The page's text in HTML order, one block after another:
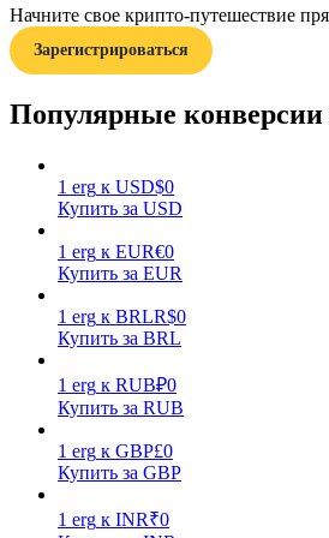
Гид
Торговые стратегии
Узнайте, как оставаться
Начните свое крипто-путешествие
Зарегистрироваться
Популярные
1 erg к USD$0
Купить за USD
1 erg к EUR€0
Купить за EUR
1 erg к BRLR$0
Купить за BRL
1 erg к RUB₽0
Купить за RUB
1 erg к GBP£0
Купить за GBP
1 erg к INR₹0